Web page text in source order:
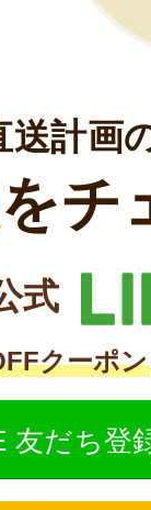
送計画
をチ
式
クーポン
友だち登